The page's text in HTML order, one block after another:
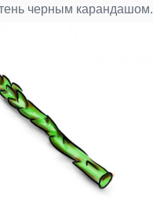
черным карандашом.